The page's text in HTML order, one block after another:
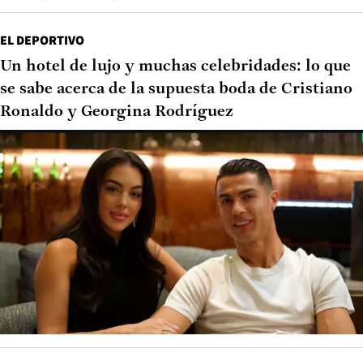
EL DEPORTIVO
Un hotel de lujo y muchas celebridades: lo que
se sabe acerca de la supuesta boda de Cristiano
Ronaldo y Georgina Rodríguez